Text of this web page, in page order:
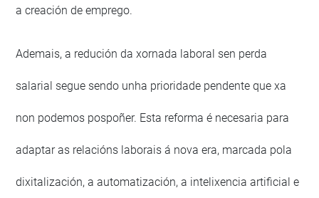
a creación de emprego.
Ademais, a redución da xornada laboral sen perda
salarial segue sendo unha prioridade pendente que xa
non podemos pospoñer. Esta reforma é necesaria para
adaptar as relacións laborais á nova era, marcada pola
dixitalización, a automatización, a intelixencia artificial e